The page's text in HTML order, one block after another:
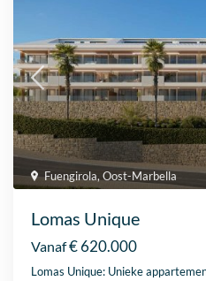
Fuengirola,Oost-Marbella
Lomas Unique
Vanaf€ 620.000
Lomas Unique: Unieke